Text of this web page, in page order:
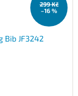
299 Kč
–16 %
Bib JF3242